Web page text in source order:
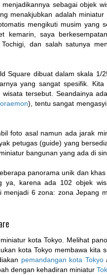
sebagai objek
menakjubkan adalah miniatur
mengikuti musim yang
kemarin, saya
dan salah satunya
Square dibuat dalam skala 1/
yang sangat spesifik. Kita
tersebut. Seandainya
), tentu sangat
foto asal namun ada jarak
petugas (guide) yang
bangunan yang ada di
panorama unik dan
ya, karena ada 102 objek
6 zona: zona Jepang
kota Tokyo. Melihat
kota Tokyo membawa kita
pemandangan kota Tokyo
dengan kehadiran miniatur